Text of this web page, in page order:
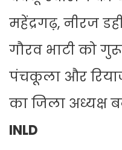
महेंद्रगढ़, नीरज
गौरव भाटी को
पंचकूला और
का जिला अध्यक्ष
INLD